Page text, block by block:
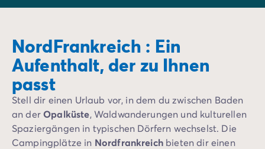
NordFrankreich : Ein
Aufenthalt, der zu Ihnen
passt
Stell dir einen Urlaub vor, in dem du zwischen Baden
an derOpalküste, Waldwanderungen und kulturellen
Spaziergängen in typischen Dörfern wechselst. Die
Campingplätze in Nordfrankreichbieten dir einen